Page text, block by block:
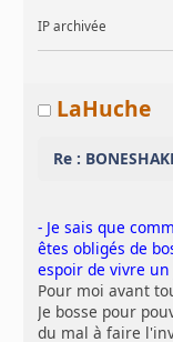
IP archivée
LaHuche
Re :
- Je sais que
êtes obligés de
espoir de vivre
Pour moi avant
Je bosse pour
du mal à faire